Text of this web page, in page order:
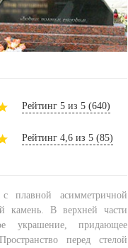
Рейтинг 5 из 5 (640)
Рейтинг 4,6 из 5 (85)
плавной асимметричной
камень. В верхней части
украшение, придающее
перед стелой